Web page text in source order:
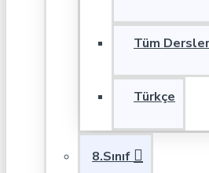
Tüm Dersler
Türkçe
8.Sınıf